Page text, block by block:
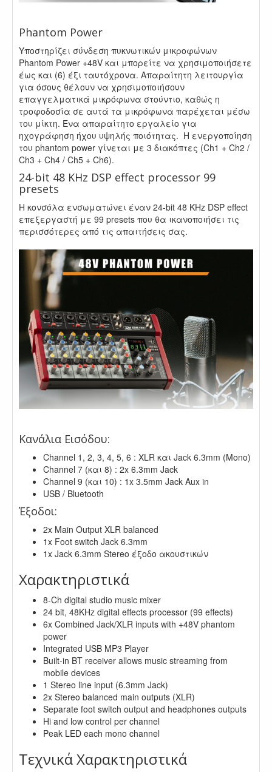
Phantom Power
Υποστηρίζει σύνδεση πυκνωτικών μικροφώνων
Phantom Power +48V και μπορείτε να χρησιμοποιήσετε
έως και (6) έξι ταυτόχρονα. Απαραίτητη λειτουργία
για όσους θέλουν να χρησιμοποιήσουν
επαγγελματικά μικρόφωνα στούντιο, καθώς η
τροφοδοσία σε αυτά τα μικρόφωνα παρέχεται μέσω
του μίκτη. Ένα απαραίτητο εργαλείο για
ηχογράφηση ήχου υψηλής ποιότητας. Η ενεργοποίηση
του phantom power γίνεται με 3 διακόπτες (Ch1 + Ch2 /
Ch3 + Ch4 / Ch5 + Ch6).
24-bit 48 KHz DSP effect processor 99
presets
Η κονσόλα ενσωματώνει έναν 24-bit 48 KHz DSP effect
επεξεργαστή με 99 presets που θα ικανοποιήσει τις
περισσότερες από τις απαιτήσεις σας.
Κανάλια Εισόδου:
Channel 1, 2, 3, 4, 5, 6 : XLR και Jack 6.3mm (Mono)
Channel 7 (και 8) : 2x 6.3mm Jack
Channel 9 (και 10) : 1x 3.5mm Jack Aux in
USB / Bluetooth
Έξοδοι:
2x Main Output XLR balanced
1x Foot switch Jack 6.3mm
1x Jack 6.3mm Stereo έξοδο ακουστικών
Χαρακτηριστικά
8-Ch digital studio music mixer
24 bit, 48KHz digital effects processor (99 effects)
6x Combined Jack/XLR inputs with +48V phantom
power
Integrated USB MP3 Player
Built-in BT receiver allows music streaming from
mobile devices
1 Stereo line input (6.3mm Jack)
2x Stereo balanced main outputs (XLR)
Separate foot switch output and headphones outputs
Hi and low control per channel
Peak LED each mono channel
Τεχνικά Χαρακτηριστικά